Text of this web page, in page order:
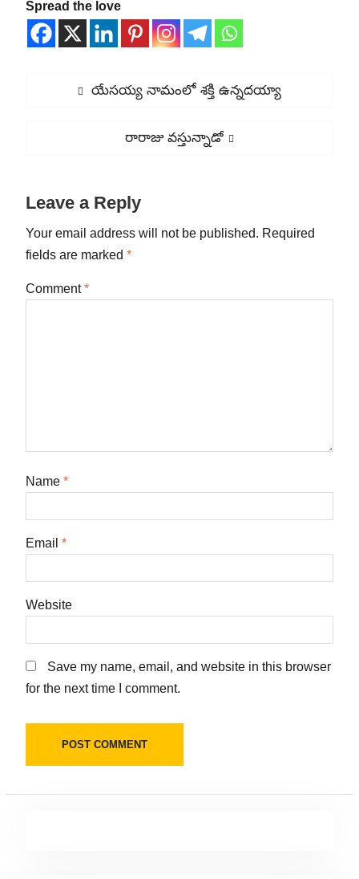
Spread the love
Previous
యేసయ్య నామంలో శక్తి ఉన్నదయ్యా
Next
రారాజు వస్తున్నాడో
Leave a Reply
Your email address will not be published. Required
fields are marked *
Comment*
Name *
Email *
Website
Save my name, email, and website in this browser
for the next time I comment.